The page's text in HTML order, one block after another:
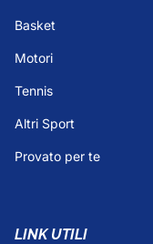
Basket
Motori
Tennis
Altri Sport
Provato per te
LINK UTILI